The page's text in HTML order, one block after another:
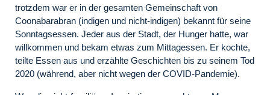
trotzdem war er in der gesamten Gemeinschaft von
Coonabarabran (indigen und nicht-indigen) bekannt für seine
Sonntagsessen. Jeder aus der Stadt, der Hunger hatte, war
willkommen und bekam etwas zum Mittagessen. Er kochte,
teilte Essen aus und erzählte Geschichten bis zu seinem Tod
2020 (während, aber nicht wegen der COVID-Pandemie).